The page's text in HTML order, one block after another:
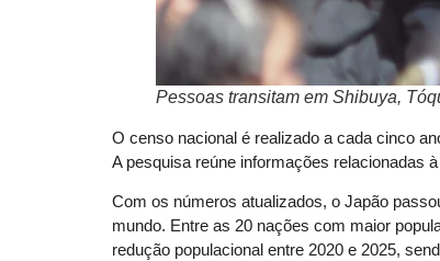
Pessoas transitam em Shibuya,
O censo nacional é realizado a cada cinco
A pesquisa reúne informações relacionadas
Com os números atualizados, o Japão
mundo. Entre as 20 nações com maior
redução populacional entre 2020 e 2025,